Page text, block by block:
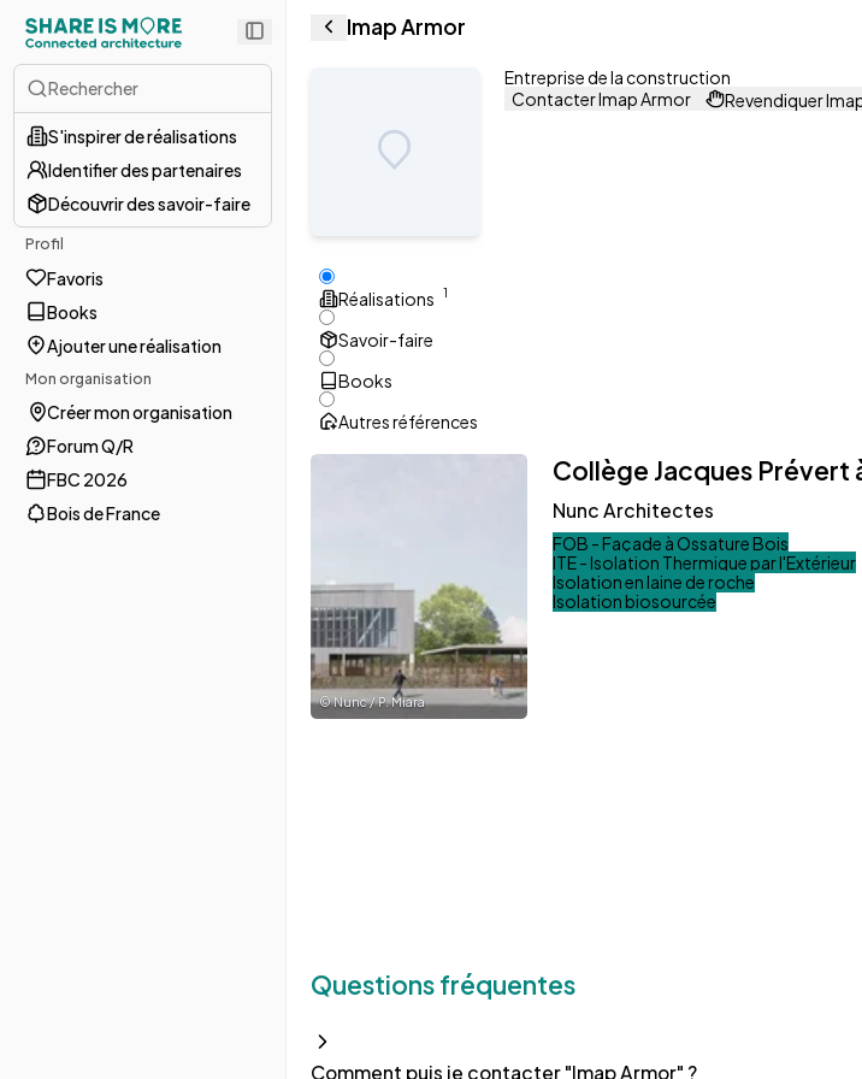
Rechercher
S'inspirer de réalisations
Identifier des partenaires
Découvrir des savoir-faire
Profil
Favoris
Books
Ajouter une réalisation
Mon organisation
Créer mon organisation
Forum Q/R
FBC 2026
Bois de France
Imap Armor
Entreprise de la construction
Contacter Imap Armor
Revendiquer
Réalisations 1
Savoir-faire
Books
Autres références
©Nunc / P. Miara
Collège Jacques Prévert
Nunc Architectes
FOB - Façade à Ossature Bois
ITE - Isolation Thermique par l'Extérieur
Isolation en laine de roche
Isolation biosourcée
Questions fréquentes
Comment puis je contacter "Imap Armor" ?